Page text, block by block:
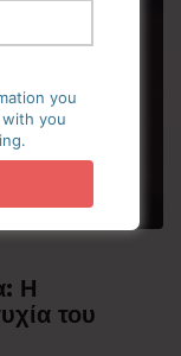
Η
του
you
you